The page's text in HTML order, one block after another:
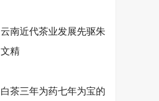
云南近代茶业发展先驱朱
文精
白茶三年为药七年为宝的